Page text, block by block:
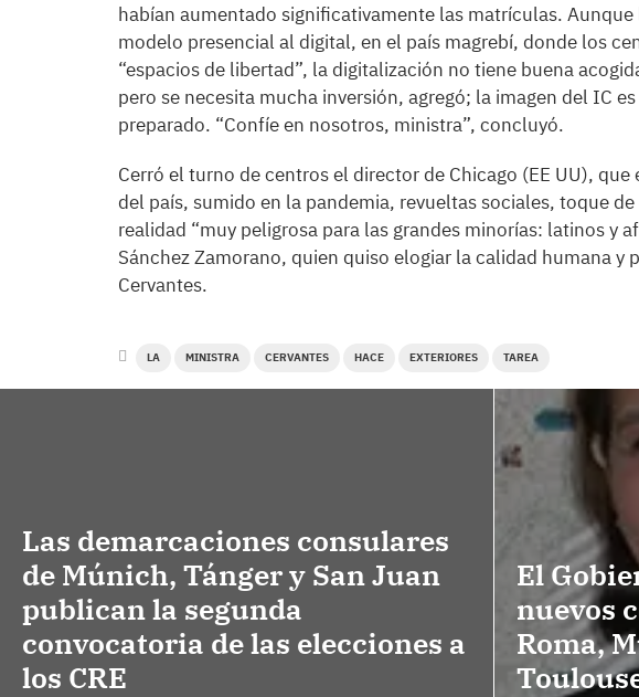
habían aumentado significativamente las matrículas.
modelo presencial al digital, en el país magrebí, donde los
“espacios de libertad”, la digitalización no tiene buena
pero se necesita mucha inversión, agregó; la imagen del IC
preparado. “Confíe en nosotros, ministra”, concluyó.
Cerró el turno de centros el director de Chicago (EE UU),
del país, sumido en la pandemia, revueltas sociales, toque
realidad “muy peligrosa para las grandes minorías: latinos y
Sánchez Zamorano, quien quiso elogiar la calidad humana y
Cervantes.
LA MINISTRA CERVANTES HACE EXTERIORES TAREA
Las demarcaciones consulares
de Múnich, Tánger y San Juan
publican la segunda
convocatoria de las elecciones a
los CRE
El
nuevos
Roma,